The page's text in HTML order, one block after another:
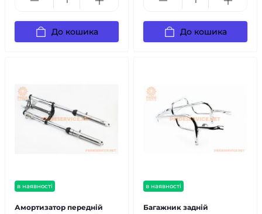
До кошика До кошика
в наявності
Амортизатор передній
в наявності
Багажник задній